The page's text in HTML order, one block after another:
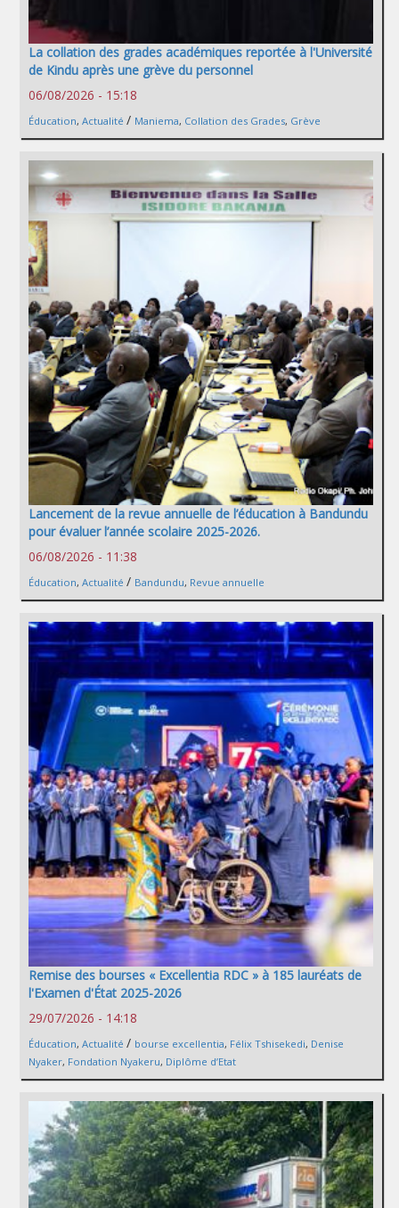
La collation des grades académiques reportée à l'Université
de Kindu après une grève du personnel
06/08/2026 - 15:18
Éducation, Actualité / Maniema, Collation des Grades, Grève
Lancement de la revue annuelle de l’éducation à Bandundu
pour évaluer l’année scolaire 2025-2026.
06/08/2026 - 11:38
Éducation, Actualité / Bandundu, Revue annuelle
Remise des bourses « Excellentia RDC » à 185 lauréats de
l'Examen d'État 2025-2026
29/07/2026 - 14:18
Éducation, Actualité / bourse excellentia, Félix Tshisekedi, Denise
Nyaker, Fondation Nyakeru, Diplôme d’Etat